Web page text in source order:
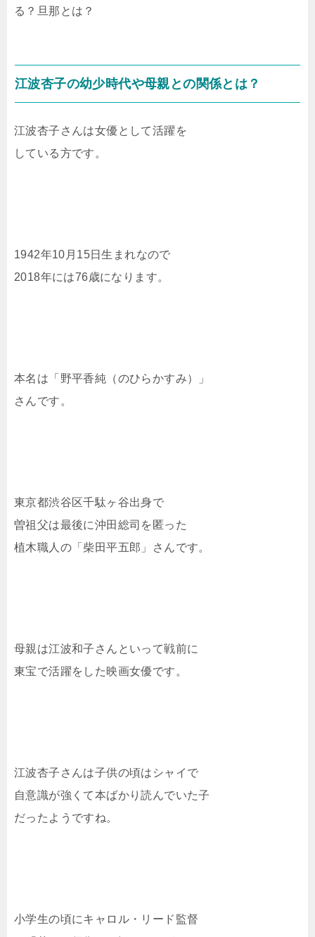
る？旦那とは？
江波杏子の幼少時代や母親との関係とは？
江波杏子さんは女優として活躍を
している方です。
1942年10月15日生まれなので
2018年には76歳になります。
本名は「野平香純（のひらかすみ）」
さんです。
東京都渋谷区千駄ヶ谷出身で
曽祖父は最後に沖田総司を匿った
植木職人の「柴田平五郎」さんです。
母親は江波和子さんといって戦前に
東宝で活躍をした映画女優です。
江波杏子さんは子供の頃はシャイで
自意識が強くて本ばかり読んでいた子
だったようですね。
小学生の頃にキャロル・リード監督